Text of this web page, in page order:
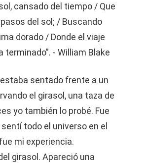
cansado del tiempo / Que
del sol; / Buscando
dorado / Donde el viaje
terminado”. - William Blake
estaba sentado frente a un
el girasol, una taza de
yo también lo probé. Fue
todo el universo en el
mi experiencia.
girasol. Apareció una